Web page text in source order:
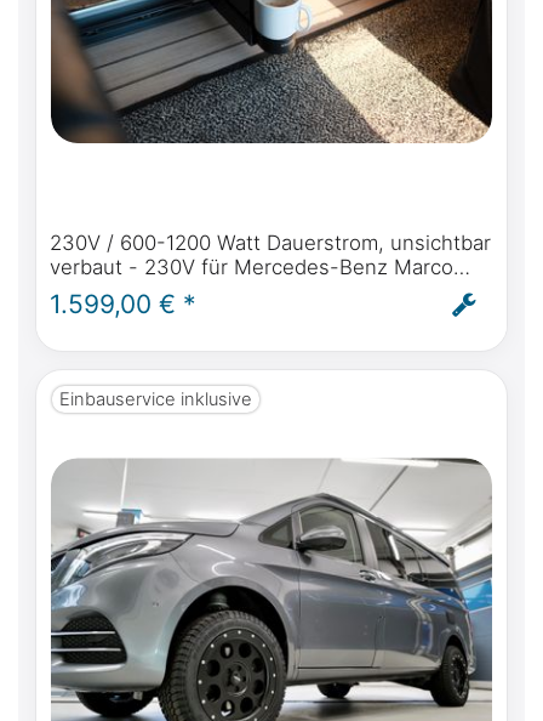
230V / 600-1200 Watt Dauerstrom, unsichtbar
verbaut - 230V für Mercedes-Benz Marco
Polo (W447) ab BJ2014 autark Strom im
Marco Polo - inkl. Einbau
1.599,00 € *
Einbauservice inklusive